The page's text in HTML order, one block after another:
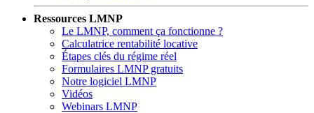
Ressources LMNP
Le LMNP, comment ça fonctionne ?
Calculatrice rentabilité locative
Étapes clés du régime réel
Formulaires LMNP gratuits
Notre logiciel LMNP
Vidéos
Webinars LMNP